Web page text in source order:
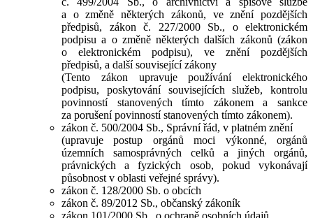
a o změně některých zákonů, ve znění pozdějších
předpisů, zákon č. 227/2000 Sb., o elektronickém
podpisu a o změně některých dalších zákonů (zákon
o elektronickém podpisu), ve znění pozdějších
předpisů, a další související zákony
(Tento zákon upravuje používání elektronického
podpisu, poskytování souvisejících služeb, kontrolu
povinností stanovených tímto zákonem a sankce
za porušení povinností stanovených tímto zákonem).
zákon č. 500/2004 Sb., Správní řád, v platném znění
(upravuje postup orgánů moci výkonné, orgánů
územních samosprávných celků a jiných orgánů,
právnických a fyzických osob, pokud vykonávají
působnost v oblasti veřejné správy).
zákon č. 128/2000 Sb. o obcích
zákon č. 89/2012 Sb., občanský zákoník
zákon 101/2000 Sb., o ochraně osobních údajů